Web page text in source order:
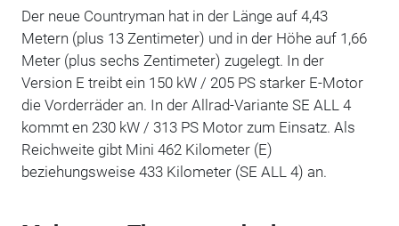
Der neue Countryman hat in der Länge auf 4,43
Metern (plus 13 Zentimeter) und in der Höhe auf 1,66
Meter (plus sechs Zentimeter) zugelegt. In der
Version E treibt ein 150 kW / 205 PS starker E-Motor
die Vorderräder an. In der Allrad-Variante SE ALL 4
kommt en 230 kW / 313 PS Motor zum Einsatz. Als
Reichweite gibt Mini 462 Kilometer (E)
beziehungsweise 433 Kilometer (SE ALL 4) an.